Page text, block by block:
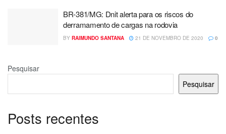
BR-381/MG: Dnit alerta para os riscos do
derramamento de cargas na rodovia
BY RAIMUNDO SANTANA 21 DE NOVEMBRO DE 2020 0
Pesquisar
Pesquisar
Posts recentes